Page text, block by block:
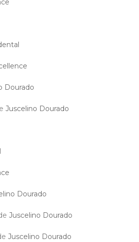
Dourado
Juscelino Dourado
Dourado
Juscelino Dourado
Juscelino Dourado